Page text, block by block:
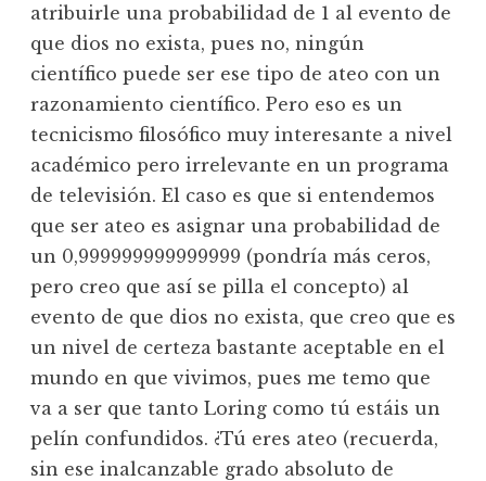
atribuirle una probabilidad de 1 al evento de
que dios no exista, pues no, ningún
científico puede ser ese tipo de ateo con un
razonamiento científico. Pero eso es un
tecnicismo filosófico muy interesante a nivel
académico pero irrelevante en un programa
de televisión. El caso es que si entendemos
que ser ateo es asignar una probabilidad de
un 0,999999999999999 (pondría más ceros,
pero creo que así se pilla el concepto) al
evento de que dios no exista, que creo que es
un nivel de certeza bastante aceptable en el
mundo en que vivimos, pues me temo que
va a ser que tanto Loring como tú estáis un
pelín confundidos. ¿Tú eres ateo (recuerda,
sin ese inalcanzable grado absoluto de